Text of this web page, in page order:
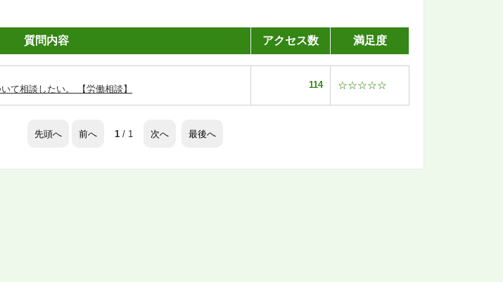
質問内容 アクセス数 満足度
て相談したい。 【労働相談】 114 ☆☆☆☆☆
先頭へ 前へ 1 / 1 次へ 最後へ